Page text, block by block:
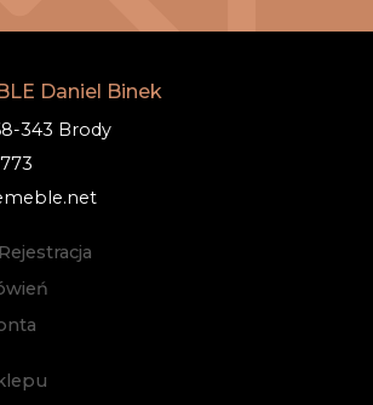
Daniel Binek
343 Brody